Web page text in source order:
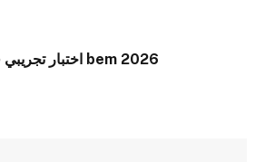
اختبار تجريبي في مادّة اللّغة العربيّة bem 2026